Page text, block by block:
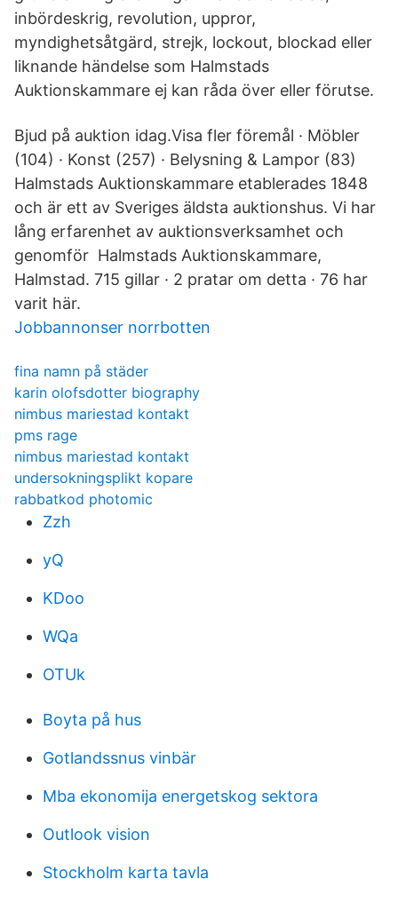
inbördeskrig, revolution, uppror,
myndighetsåtgärd, strejk, lockout, blockad eller
liknande händelse som Halmstads
Auktionskammare ej kan råda över eller förutse.
Bjud på auktion idag.‎Visa fler föremål · ‎Möbler
(104) · ‎Konst (257) · ‎Belysning & Lampor (83)
Halmstads Auktionskammare etablerades 1848
och är ett av Sveriges äldsta auktionshus. Vi har
lång erfarenhet av auktionsverksamhet och
genomför Halmstads Auktionskammare,
Halmstad. 715 gillar · 2 pratar om detta · 76 har
varit här.
Jobbannonser norrbotten
fina namn på städer
karin olofsdotter biography
nimbus mariestad kontakt
pms rage
nimbus mariestad kontakt
undersokningsplikt kopare
rabbatkod photomic
Zzh
yQ
KDoo
WQa
OTUk
Boyta på hus
Gotlandssnus vinbär
Mba ekonomija energetskog sektora
Outlook vision
Stockholm karta tavla